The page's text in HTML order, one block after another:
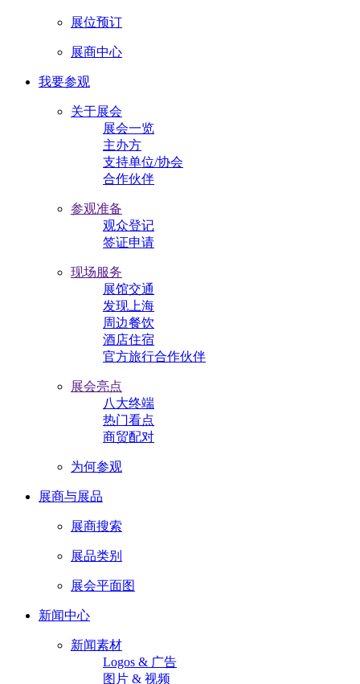
展位预订
展商中心
我要参观
关于展会
展会一览
主办方
支持单位/协会
合作伙伴
参观准备
观众登记
签证申请
现场服务
展馆交通
发现上海
周边餐饮
酒店住宿
官方旅行合作伙伴
展会亮点
八大终端
热门看点
商贸配对
为何参观
展商与展品
展商搜索
展品类别
展会平面图
新闻中心
新闻素材
Logos & 广告
图片 & 视频